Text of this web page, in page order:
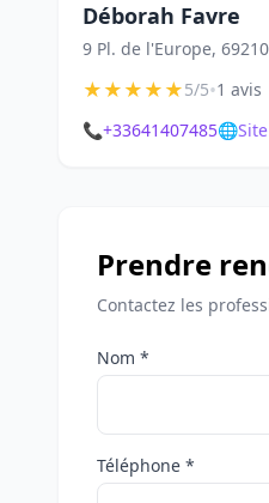
Déborah Favre
9 Pl. de l'Europe,
★★★★★5/5•1 avis
📞+33641407485🌐
Prendre
Contactez les
Nom *
Téléphone *